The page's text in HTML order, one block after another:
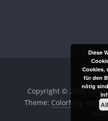
Copyright © 2026
Theme: ColorMag
von
Diese
Cookies,
für den
nötig